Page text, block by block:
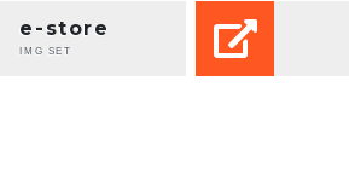
e-store
IMG SET